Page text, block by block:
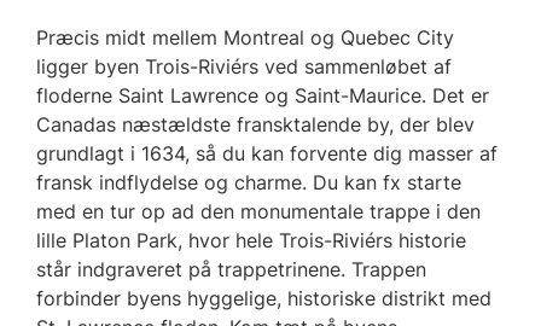
Præcis midt mellem Montreal og Quebec City
ligger byen Trois-Riviérs ved sammenløbet af
floderne Saint Lawrence og Saint-Maurice. Det er
Canadas næstældste fransktalende by, der blev
grundlagt i 1634, så du kan forvente dig masser af
fransk indflydelse og charme. Du kan fx starte
med en tur op ad den monumentale trappe i den
lille Platon Park, hvor hele Trois-Riviérs historie
står indgraveret på trappetrinene. Trappen
forbinder byens hyggelige, historiske distrikt med